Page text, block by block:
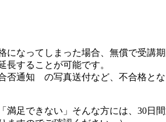
なってしまった場合、無償で受講期
長することが可能です。
否通知 の写真送付など、不合格と
満足できない」そんな方には、30日